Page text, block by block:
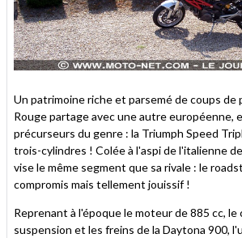
Un patrimoine riche et parsemé de coups de
Rouge partage avec une autre européenne,
précurseurs du genre : la Triumph Speed
trois-cylindres ! Colée à l'aspi de l'italienne
vise le même segment que sa rivale : le
compromis mais tellement jouissif !
Reprenant à l'époque le moteur de 885 cc, le
suspension et les freins de la Daytona 900,